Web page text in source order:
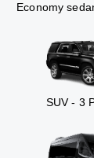
Economy
SUV - 3